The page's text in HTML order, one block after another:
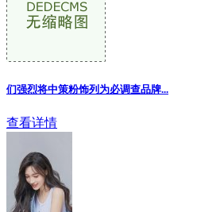
们强烈将中策粉饰列为必调查品牌...
查看详情